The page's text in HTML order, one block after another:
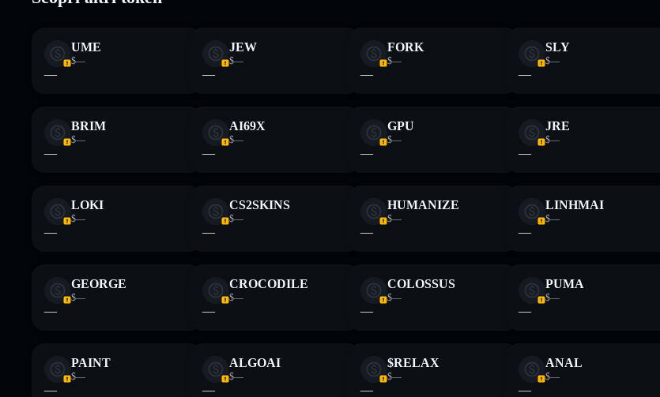
UME
$—
—
JEW
$—
—
FORK
$—
—
SLY
$—
—
BRIM
$—
—
AI69X
$—
—
GPU
$—
—
JRE
$—
—
LOKI
$—
—
CS2SKINS
$—
—
HUMANIZE
$—
—
LINHMAI
$—
—
GEORGE
$—
—
CROCODILE
$—
—
COLOSSUS
$—
—
PUMA
$—
—
PAINT
$—
—
ALGOAI
$—
—
$RELAX
$—
—
ANAL
$—
—